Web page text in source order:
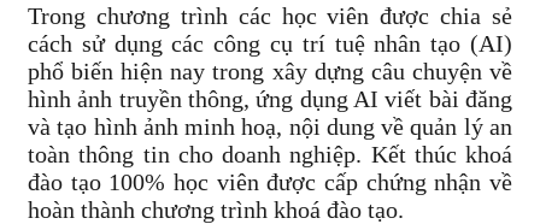
Trong chương trình các học viên được chia sẻ
cách sử dụng các công cụ trí tuệ nhân tạo (AI)
phổ biến hiện nay trong xây dựng câu chuyện về
hình ảnh truyền thông, ứng dụng AI viết bài đăng
và tạo hình ảnh minh hoạ, nội dung về quản lý an
toàn thông tin cho doanh nghiệp. Kết thúc khoá
đào tạo 100% học viên được cấp chứng nhận về
hoàn thành chương trình khoá đào tạo.